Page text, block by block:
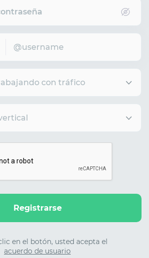
con tráfico
Registrarse
en el botón, usted acepta el
acuerdo de usuario